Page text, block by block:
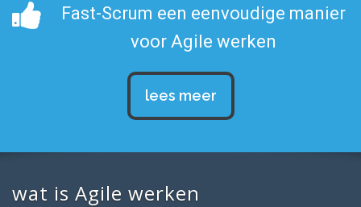
Fast-Scrum een eenvoudige manier
voor Agile werken
lees meer
wat is Agile werken